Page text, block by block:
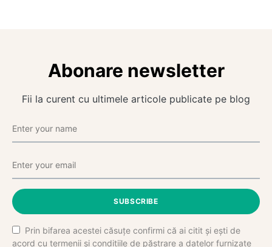
Abonare newsletter
Fii la curent cu ultimele articole publicate pe blog
SUBSCRIBE
Prin bifarea acestei căsuțe confirmi că ai citit și ești de
acord cu termenii și condițiile de păstrare a datelor furnizate